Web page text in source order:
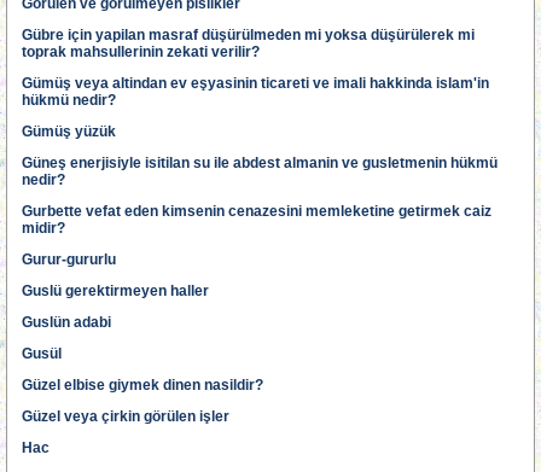
Görülen ve görülmeyen pislikler
Gübre için yapilan masraf düşürülmeden mi yoksa düşürülerek mi
toprak mahsullerinin zekati verilir?
Gümüş veya altindan ev eşyasinin ticareti ve imali hakkinda islam'in
hükmü nedir?
Gümüş yüzük
Güneş enerjisiyle isitilan su ile abdest almanin ve gusletmenin hükmü
nedir?
Gurbette vefat eden kimsenin cenazesini memleketine getirmek caiz
midir?
Gurur-gururlu
Guslü gerektirmeyen haller
Guslün adabi
Gusül
Güzel elbise giymek dinen nasildir?
Güzel veya çirkin görülen işler
Hac